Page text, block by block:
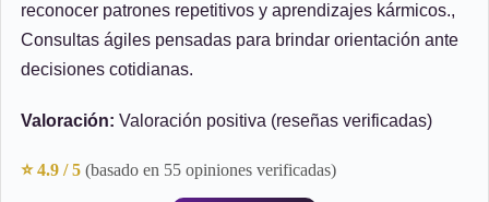
reconocer patrones repetitivos y aprendizajes kármicos.,
Consultas ágiles pensadas para brindar orientación ante
decisiones cotidianas.
Valoración: Valoración positiva (reseñas verificadas)
⭐ 4.9 / 5 (basado en 55 opiniones verificadas)